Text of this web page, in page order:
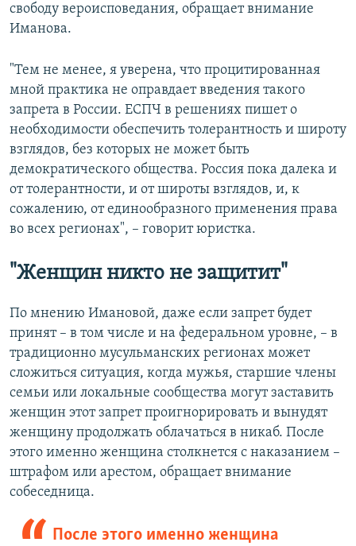
свободу вероисповедания, обращает внимание
Иманова.
"Тем не менее, я уверена, что процитированная
мной практика не оправдает введения такого
запрета в России. ЕСПЧ в решениях пишет о
необходимости обеспечить толерантность и широту
взглядов, без которых не может быть
демократического общества. Россия пока далека и
от толерантности, и от широты взглядов, и, к
сожалению, от единообразного применения права
во всех регионах", – говорит юристка.
"Женщин никто не защитит"
По мнению Имановой, даже если запрет будет
принят – в том числе и на федеральном уровне, – в
традиционно мусульманских регионах может
сложиться ситуация, когда мужья, старшие члены
семьи или локальные сообщества могут заставить
женщин этот запрет проигнорировать и вынудят
женщину продолжать облачаться в никаб. После
этого именно женщина столкнется с наказанием –
штрафом или арестом, обращает внимание
собеседница.
После этого именно женщина